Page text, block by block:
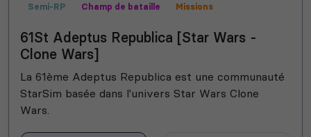
Semi-RP Champ de bataille
Missions
61St Adeptus Republica [Star Wars -
Clone Wars]
La 61ème Adeptus Republica est une communauté
StarSim basée dans l'univers Star Wars Clone
Wars.